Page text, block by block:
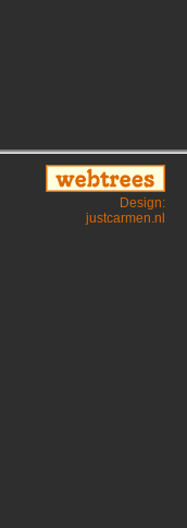
Design:
justcarmen.nl